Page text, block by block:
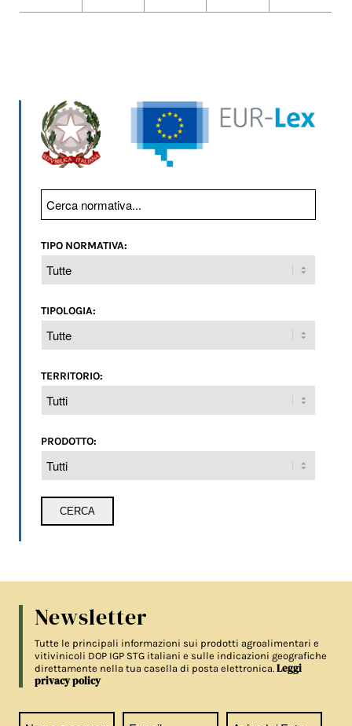
TIPO NORMATIVA:
TIPOLOGIA:
TERRITORIO:
PRODOTTO:
Newsletter
Tutte le principali informazioni sui prodotti agroalimentari e
vitivinicoli DOP IGP STG italiani e sulle indicazioni geografiche
direttamente nella tua casella di posta elettronica.Leggi
privacy policy